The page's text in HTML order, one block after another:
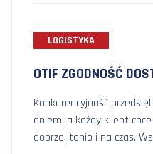
LOGISTYKA
OTIF ZGODNOŚĆ
Konkurencyjność
dniem, a każdy klient
dobrze, tanio i na czas.